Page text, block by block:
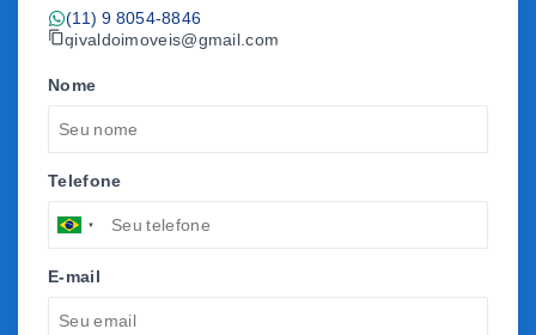
(11) 9 8054-8846
givaldoimoveis@gmail.com
Nome
Telefone
E-mail